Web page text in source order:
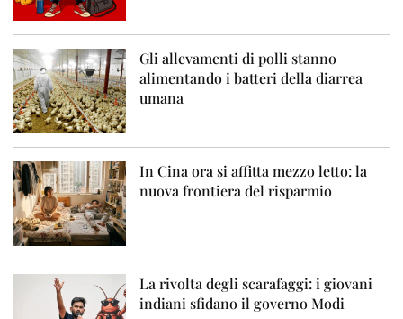
Gli allevamenti di polli stanno
alimentando i batteri della diarrea
umana
In Cina ora si affitta mezzo letto: la
nuova frontiera del risparmio
La rivolta degli scarafaggi: i giovani
indiani sfidano il governo Modi